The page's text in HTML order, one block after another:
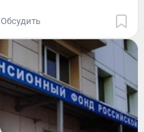
Обсудить